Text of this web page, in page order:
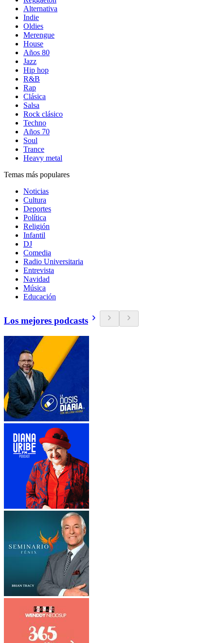
Alternativa
Indie
Oldies
Merengue
House
Años 80
Jazz
Hip hop
R&B
Rap
Clásica
Salsa
Rock clásico
Techno
Años 70
Soul
Trance
Heavy metal
Temas más populares
Noticias
Cultura
Deportes
Política
Religión
Infantil
DJ
Comedia
Radio Universitaria
Entrevista
Navidad
Música
Educación
Los mejores podcasts